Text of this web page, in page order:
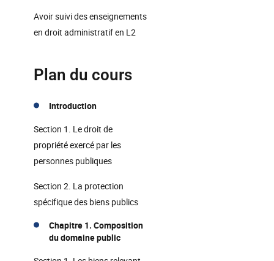
Avoir suivi des enseignements
en droit administratif en L2
Plan du cours
Introduction
Section 1. Le droit de
propriété exercé par les
personnes publiques
Section 2. La protection
spécifique des biens publics
Chapitre 1. Composition
du domaine public